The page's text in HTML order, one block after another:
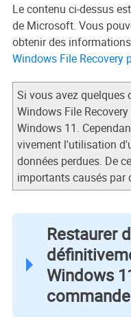
Le contenu ci-dessus
de Microsoft. Vous
obtenir des
Windows File Recovery
Si vous avez
Windows File
Windows 11.
vivement l'utilisation
données perdues. De
importants causés par
Restaurer
Windows